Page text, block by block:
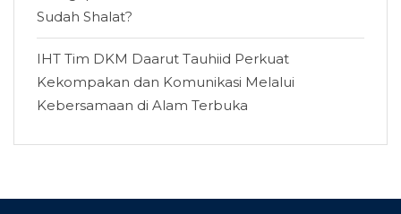
Sudah Shalat?
IHT Tim DKM Daarut Tauhiid Perkuat
Kekompakan dan Komunikasi Melalui
Kebersamaan di Alam Terbuka